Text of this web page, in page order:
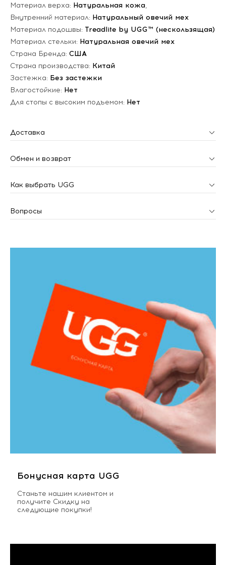
Материал верха: Натуральная кожа,
Внутренний материал: Натуральный овечий мех
Материал подошвы: Treadlite by UGG™ (нескользящая)
Материал стельки: Натуральная овечий мех
Страна Бренда: США
Страна производства: Китай
Застежка: Без застежки
Влагостойкие: Нет
Для стопы с высоким подъемом: Нет
Доставка
Обмен и возврат
Как выбрать UGG
Вопросы
Бонусная карта UGG
Станьте нашим клиентом и
получите Скидку на
следующие покупки!